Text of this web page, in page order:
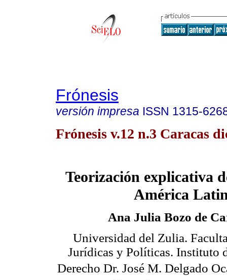
Frónesis
versión impresa ISSN 1315-
Frónesis v.12 n.3 Caracas
Teorización explicativa
América
Ana Julia Bozo de
Universidad del Zulia.
Jurídicas y Políticas. Instituto
Derecho Dr. José M. Delgado